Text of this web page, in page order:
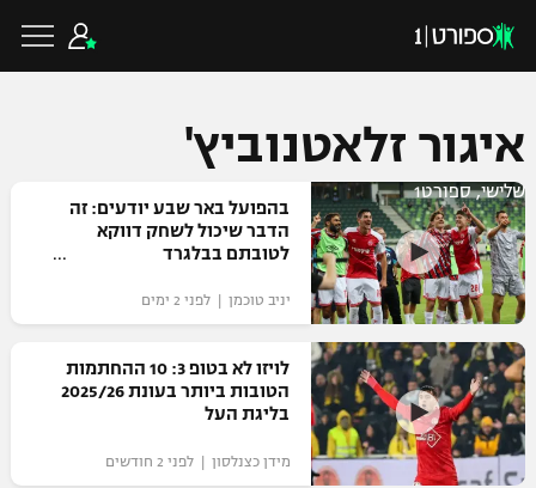
כדורגל ישראלי
ליגת העל
גביע הטוטו
ליגיונרים
כדורגל עולמי
ליגת האלופות
ליגה אירופית
ליגה אנגלית
כדורסל ישראלי
ליגת ווינר סל
כדורסל עולמי
איגור זלאטנוביץ'
שלישי, ספורט1
בהפועל באר שבע יודעים: זה
הדבר שיכול לשחק דווקא
לטובתם בבלגרד
יניב טוכמן | לפני 2 ימים
לויזו לא בטופ 3: 10 ההחתמות
הטובות ביותר בעונת 2025/26
בליגת העל
מידן כצנלסון | לפני 2 חודשים